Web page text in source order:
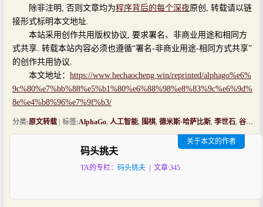
除非注明, 否则文章均为程序背后的每个深夜原创, 转载请以链
接形式标明本文地址.
本站采用创作共用版权协议, 要求署名、非商业用途和相同方
式共享. 转载本站内容必须也遵循“署名-非商业用途-相同方式共享”
的创作共用协议.
本文地址： https://www.hechaocheng.win/reprinted/alphago%e6%
9c%80%e7%bb%88%e5%b1%80%e6%88%98%e8%83%9c%e6%9d%
8e%e4%b8%96%e7%9f%b3/
分类:原文转载 | 标签:AlphaGo, 人工智能, 围棋, 德米斯·哈萨比斯, 李世石, 谷歌
码头挑夫
TA的专栏： 码头挑夫 | 文章:345
关于本文的作者